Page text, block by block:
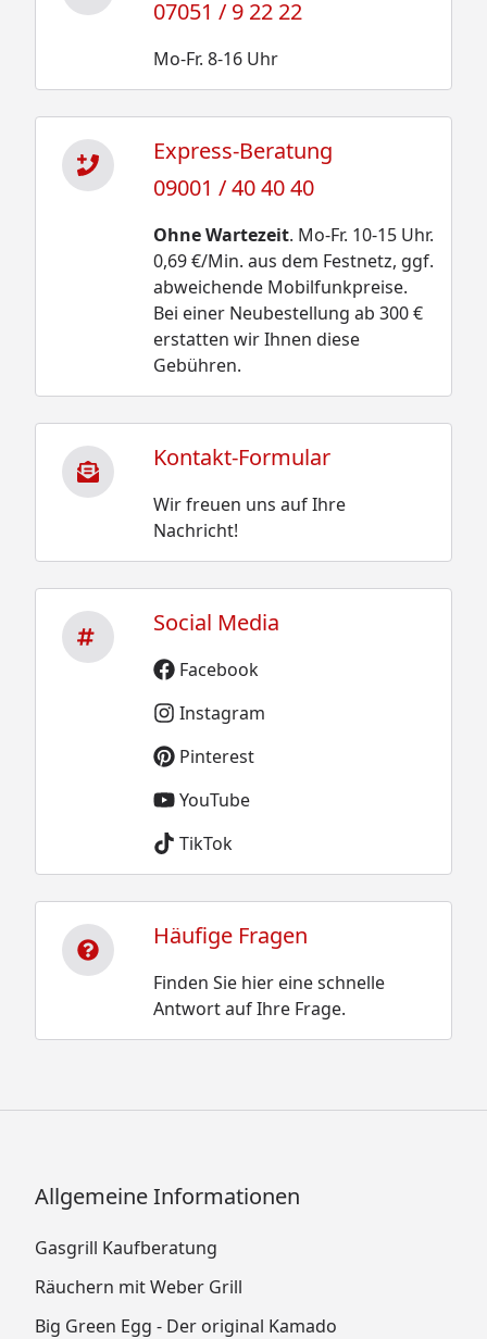
07051 / 9 22 22
Mo-Fr. 8-16 Uhr
Express-Beratung
09001 / 40 40 40
Ohne Wartezeit. Mo-Fr. 10-15 Uhr.
0,69 €/Min. aus dem Festnetz, ggf.
abweichende Mobilfunkpreise.
Bei einer Neubestellung ab 300 €
erstatten wir Ihnen diese
Gebühren.
Kontakt-Formular
Wir freuen uns auf Ihre
Nachricht!
Social Media
Facebook
Instagram
Pinterest
YouTube
TikTok
Häufige Fragen
Finden Sie hier eine schnelle
Antwort auf Ihre Frage.
Allgemeine Informationen
Gasgrill Kaufberatung
Räuchern mit Weber Grill
Big Green Egg - Der original Kamado